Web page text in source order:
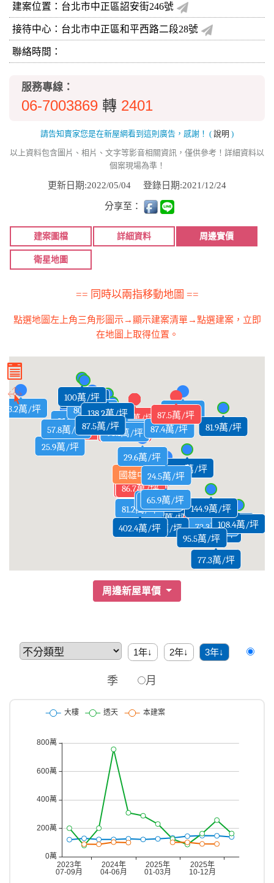
建案位置：台北市中正區詔安街246號
接待中心：台北市中正區和平西路二段28號
聯絡時間：
服務專線：
06-7003869 轉 2401
請告知賣家您是在新屋網看到這則廣告，感謝！ ( 說明 )
以上資料包含圖片、相片、文字等影音相關資訊，僅供參考！詳細資料以
個案現場為準！
更新日期:2022/05/04 登錄日期:2021/12/24
分享至：
建案圖檔 詳細資料 周邊實價
衛星地圖
== 同時以兩指移動地圖 ==
點選地圖左上角三角形圖示→顯示建案清單→點選建案，立即
在地圖上取得位置。
89.5萬/坪
90萬/坪
89.7萬/坪
90萬/坪
100.9萬/坪
100.9萬/坪
103萬/坪
95.5萬/坪
102.5萬/坪
88.4萬/坪
87.3萬/坪
87萬/坪
86.5萬/坪
87.2萬/坪
89.2萬/坪
88.5萬/坪
86.7萬/坪
100.8萬/坪
221.1萬/坪 72.1萬/坪
71.8萬/坪
85.1萬/坪
94.2萬/坪
81.2萬/坪
94.6萬/坪
73.3萬/坪
國雄中正
77.4萬/坪 93.9萬/坪
123.6萬/坪
111萬/坪
52萬/坪
208萬/坪
72.2萬/坪
149.3萬/坪
28.6萬/坪
54.8萬/坪
125.4萬/坪
108.4萬/坪
110.8萬/坪
108.3萬/坪
122.8萬/坪
113.3萬/坪
113.8萬/坪
119.9萬/坪 81.9萬/坪
29.6萬/坪
107.1萬/坪
144.9萬/坪
5.5萬/坪
80.7萬/坪
402.4萬/坪
24.5萬/坪
78.5萬/坪
100萬/坪
107.4萬/坪
69.8萬/坪
127.2萬/坪
133.2萬/坪
114.2萬/坪
131萬/坪
132.5萬/坪
134.1萬/坪
117萬/坪
122.6萬/坪
115.5萬/坪
100.8萬/坪
118.2萬/坪
114.3萬/坪
97萬/坪
98萬/坪
25.9萬/坪
118.5萬/坪
117.5萬/坪
111.8萬/坪
113.1萬/坪
128.2萬/坪
116.1萬/坪
126.4萬/坪
118.9萬/坪
138.2萬/坪
77.3萬/坪
99.6萬/坪
100.5萬/坪
99萬/坪
100萬/坪
100萬/坪
99.8萬/坪
107.9萬/坪
108.5萬/坪
57.8萬/坪 95萬/坪
94.8萬/坪
96.2萬/坪
96萬/坪
96.3萬/坪
96.1萬/坪
65.9萬/坪
133.2萬/坪
87.5萬/坪
87.4萬/坪
87.5萬/坪
95.5萬/坪
周邊新屋單價
1年↓ 2年↓ 3年↓
季 月